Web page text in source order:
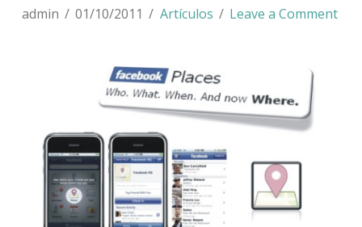
admin 01/10/2011 Artículos Leave a Comment